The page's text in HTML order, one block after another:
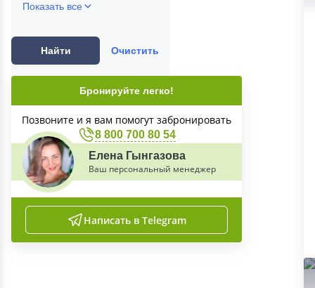
Показать все
Найти Очистить
Бронируйте легко!
Позвоните и я вам помогут забронировать
8 800 700 80 54
Елена Гынгазова
Ваш персональный менеджер
Написать в Telegram